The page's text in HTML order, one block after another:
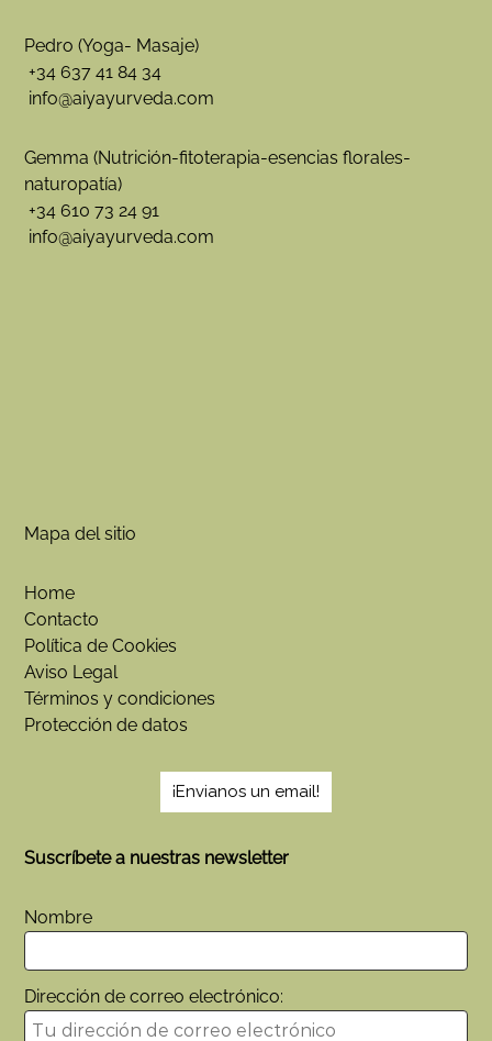
Pedro (Yoga- Masaje)
+34 637 41 84 34
info@aiyayurveda.com
Gemma (Nutrición-fitoterapia-esencias florales-
naturopatía)
+34 610 73 24 91
info@aiyayurveda.com
Mapa del sitio
Home
Contacto
Política de Cookies
Aviso Legal
Términos y condiciones
Protección de datos
¡Envianos un email!
Suscríbete a nuestras newsletter
Nombre
Dirección de correo electrónico: